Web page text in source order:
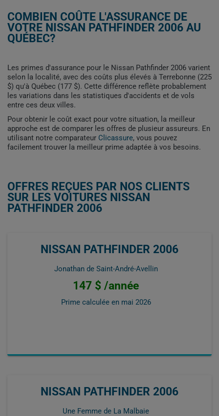
COMBIEN COÛTE L'ASSURANCE DE
VOTRE NISSAN PATHFINDER 2006 AU
QUÉBEC?
Les primes d'assurance pour le Nissan Pathfinder 2006 varient
selon la localité, avec des coûts plus élevés à Terrebonne (225
$) qu'à Québec (177 $). Cette différence reflète probablement
les variations dans les statistiques d'accidents et de vols
entre ces deux villes.
Pour obtenir le coût exact pour votre situation, la meilleur
approche est de comparer les offres de plusieur assureurs. En
utilisant notre comparateur Clicassure, vous pouvez
facilement trouver la meilleur prime adaptée à vos besoins.
OFFRES REÇUES PAR NOS CLIENTS
SUR LES VOITURES NISSAN
PATHFINDER 2006
NISSAN PATHFINDER 2006
Jonathan de Saint-André-Avellin
147 $ /année
Prime calculée en mai 2026
NISSAN PATHFINDER 2006
Une Femme de La Malbaie